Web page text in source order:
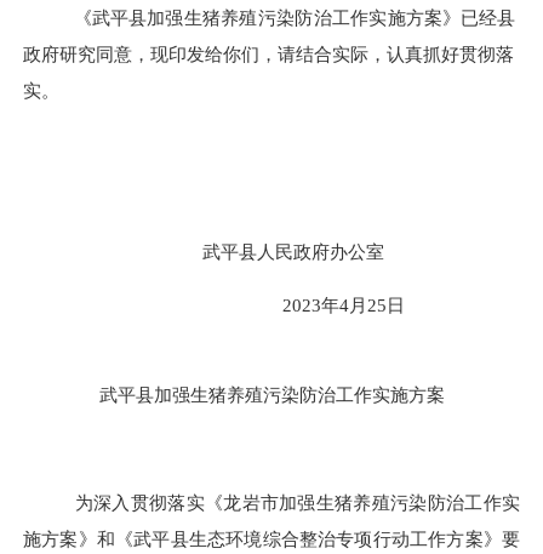
《武平县加强生猪养殖污染防治工作实施方案》已经县
政府研究同意，现印发给你们， 请结合实际，认真抓好贯彻落
实。
武平县人民政府办公室
2023年4月 25日
武平县加强生猪养殖污染防治工作实施方案
为深入贯彻落实《龙岩市加强生猪养殖污染防治工作实
施方案》和《武平县生态环境综合整治专项行动工作方案》要